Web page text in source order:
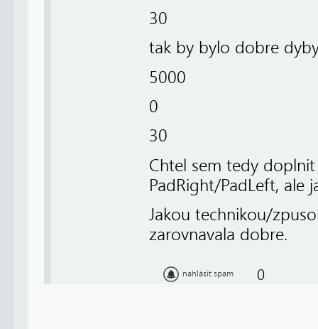
30
tak by bylo dobre
5000
0
30
Chtel sem tedy
PadRight/PadLeft, ale
Jakou technikou/
zarovnavala dobre.
nahlásit spam 0